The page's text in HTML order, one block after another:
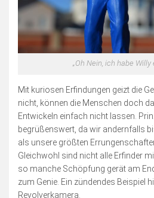
Datenschutzerklärung
Schnellfinder
„Oh Nein, ich habe Willy
Mit kuriosen Erfindungen geizt die
nicht, können die Menschen doch
Entwickeln einfach nicht lassen.
begrüßenswert, da wir andernfalls
als unsere größten
Gleichwohl sind nicht alle Erfinder
so manche Schöpfung gerät am
zum Genie. Ein zündendes Beispiel
Revolverkamera.